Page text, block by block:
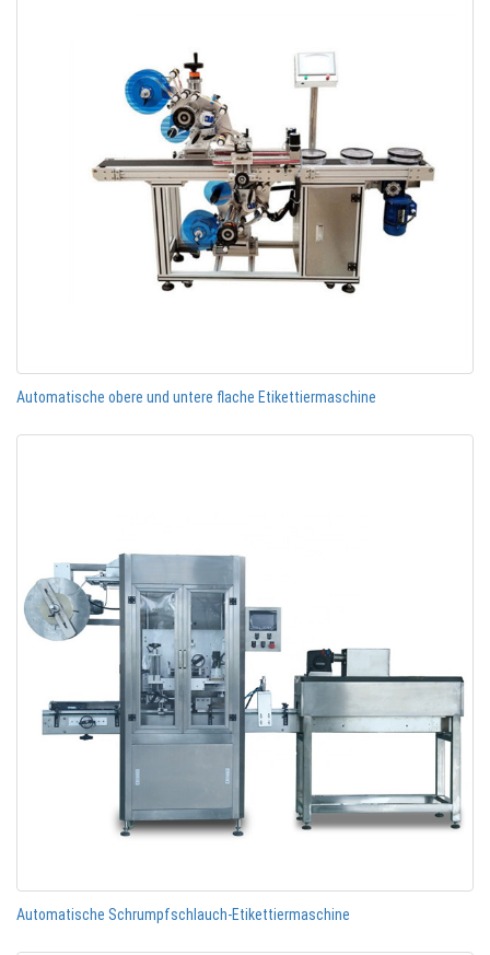
Automatische obere und untere flache Etikettiermaschine
Automatische Schrumpfschlauch-Etikettiermaschine